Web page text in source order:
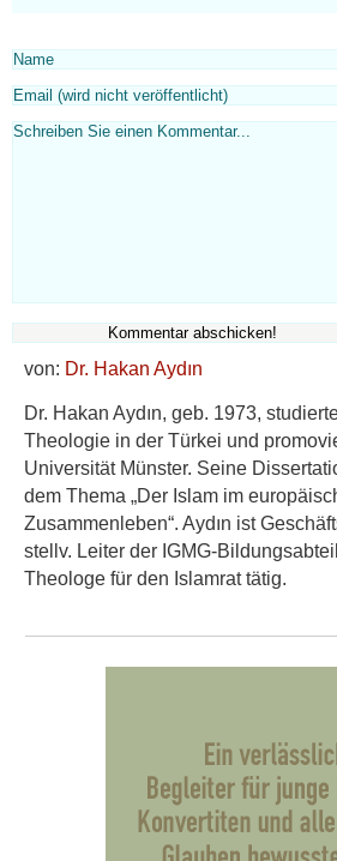
von: Dr. Hakan Aydın
Dr. Hakan Aydın, geb. 1973,
Theologie in der Türkei und
Universität Münster. Seine
dem Thema „Der Islam im
Zusammenleben“. Aydın ist
stellv. Leiter der IGMG-
Theologe für den Islamrat tätig.